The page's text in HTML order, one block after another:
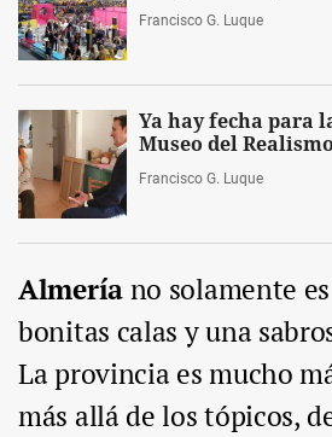
Francisco G. Luque
Ya hay fecha para
Museo del
Francisco G. Luque
Almeríano solamente
bonitas calas y una
La provincia es mucho
más allá de los tópicos,